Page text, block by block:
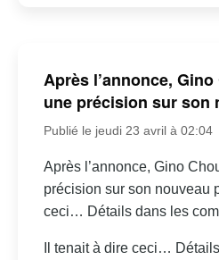
Après l’annonce,
une précision sur son
Publié le jeudi 23 avril à 02:04
Après l’annonce, Gino
précision sur son nouveau
ceci… Détails dans les
Il tenait à dire ceci…